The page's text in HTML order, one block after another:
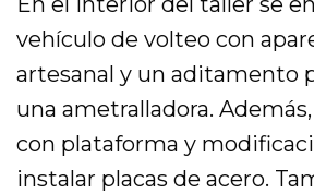
vehículo de volteo con
artesanal y un aditamento
una ametralladora.
con plataforma y
instalar placas de acero.